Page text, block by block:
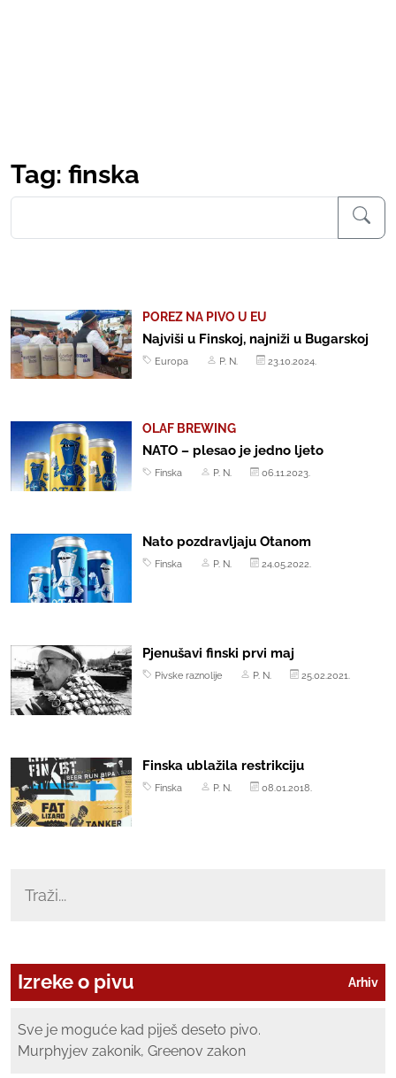
Tag: finska
POREZ NA PIVO U EU
Najviši u Finskoj, najniži u Bugarskoj
Europa P. N. 23.10.2024.
OLAF BREWING
NATO – plesao je jedno ljeto
Finska P. N. 06.11.2023.
Nato pozdravljaju Otanom
Finska P. N. 24.05.2022.
Pjenušavi finski prvi maj
Pivske raznolije P. N. 25.02.2021.
Finska ublažila restrikciju
Finska P. N. 08.01.2018.
Arhiv
Izreke o pivu
Sve je moguće kad piješ deseto pivo.
Murphyjev zakonik, Greenov zakon